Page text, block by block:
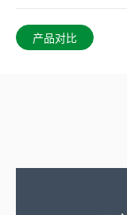
产品对比